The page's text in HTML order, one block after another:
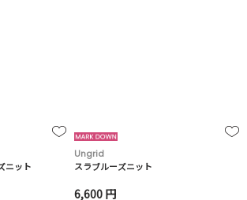
ニット
Ungrid
スラブルーズニット
6,600 円